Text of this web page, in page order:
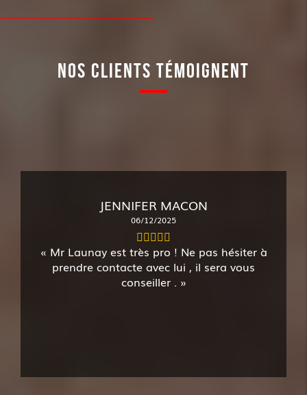
NOS CLIENTS TÉMOIGNENT
JENNIFER MACON
06/12/2025
Mr Launay est très pro ! Ne pas hésiter à
prendre contacte avec lui , il sera vous
conseiller .